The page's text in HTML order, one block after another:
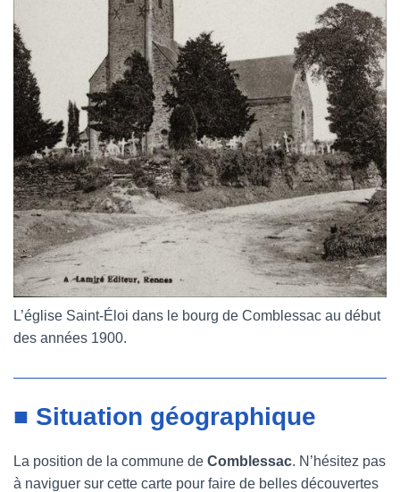
L’église Saint-Éloi dans le bourg de Comblessac au début
des années 1900.
■ Situation géographique
La position de la commune de Comblessac. N’hésitez pas
à naviguer sur cette carte pour faire de belles découvertes